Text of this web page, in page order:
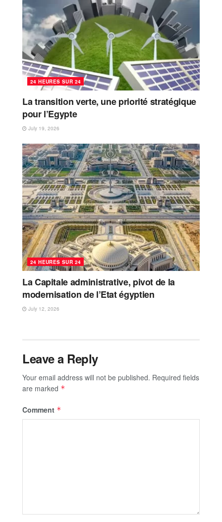
24 HEURES SUR 24
La transition verte, une priorité stratégique
pour l’Egypte
July 19, 2026
24 HEURES SUR 24
La Capitale administrative, pivot de la
modernisation de l’Etat égyptien
July 12, 2026
Leave a Reply
Your email address will not be published. Required fields
are marked *
Comment *